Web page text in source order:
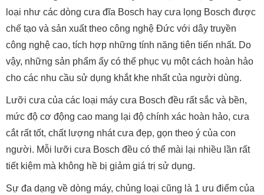
loại như các dòng cưa đĩa Bosch hay cưa lọng Bosch được
chế tạo và sản xuất theo công nghệ Đức với dây truyền
công nghệ cao, tích hợp những tính năng tiên tiến nhất. Do
vậy, những sản phẩm ấy có thể phục vụ một cách hoàn hảo
cho các nhu cầu sử dụng khắt khe nhất của người dùng.
Lưỡi cưa của các loại máy cưa Bosch đều rất sắc và bền,
mức độ cơ động cao mang lại độ chính xác hoàn hảo, cưa
cắt rất tốt, chất lượng nhát cưa đẹp, gọn theo ý của con
người. Mỗi lưỡi cưa Bosch đều có thể mài lại nhiều lần rất
tiết kiệm mà không hề bị giảm giá trị sử dụng.
Sự đa dạng về dòng máy, chủng loại cũng là 1 ưu điểm của